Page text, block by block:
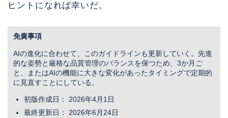
ヒントになれば幸いだ。
免責事項
AIの進化に合わせて、このガイドラインも更新していく。先進
的な姿勢と厳格な品質管理のバランスを保つため、3か月ご
と、またはAIの機能に大きな変化があったタイミングで定期的
に見直すことにしている。
初版作成日： 2026年4月1日
最終更新日： 2026年6月24日